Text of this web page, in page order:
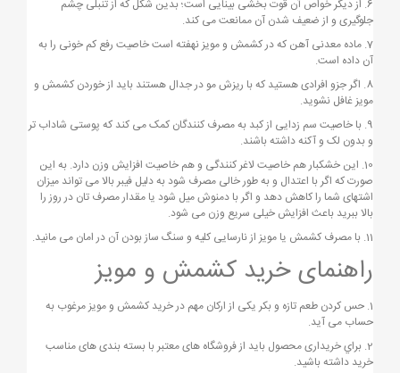
6. از دیگر خواص آن قوت بخشی بینایی است؛ بدین شکل که از تنبلی چشم
جلوگیری و از ضعیف شدن آن ممانعت می کند.
7. ماده معدنی آهن که در کشمش و مویز نهفته است خاصیت رفع کم خونی را به
آن داده است.
8. اگر جزو افرادی هستید که با ریزش مو در جدال هستند باید از خوردن کشمش و
مویز غافل نشوید.
9. با خاصیت سم زدایی از کبد به مصرف کنندگان کمک می کند که پوستی شاداب تر
و بدون لک و آکنه داشته باشند.
10. این خشکبار هم خاصیت لاغر کنندگی و هم خاصیت افزایش وزن دارد. به این
صورت که اگر با اعتدال و به طور خالی مصرف شود به دلیل فیبر بالا می تواند میزان
اشتهای شما را کاهش دهد و اگر با دمنوش میل شود یا مقدار مصرف تان در روز را
بالا ببرید باعث افزایش خیلی سریع وزن می شود.
11. با مصرف کشمش یا مویز از نارسایی کلیه و سنگ ساز بودن آن در امان می مانید.
راهنمای خرید کشمش و مویز
1. حس کردن طعم تازه و بکر یکی از ارکان مهم در خرید کشمش و مویز مرغوب به
حساب می آید.
2. براي خریداری محصول باید از فروشگاه های معتبر با بسته بندی های مناسب
خرید داشته باشید.